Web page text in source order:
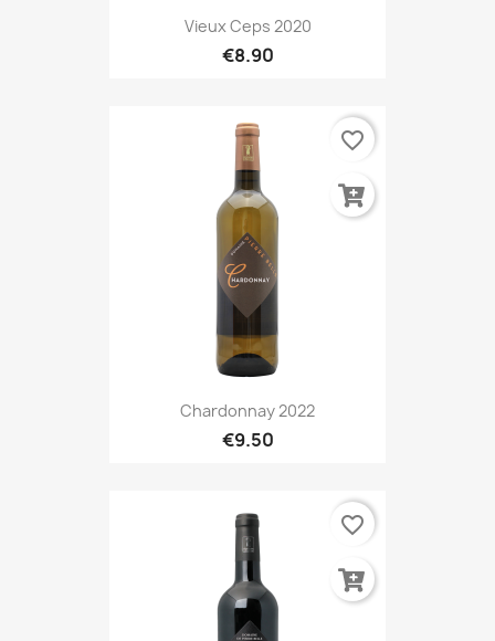
Vieux Ceps 2020
€8.90
Chardonnay 2022
€9.50
favorite_border
favorite_border